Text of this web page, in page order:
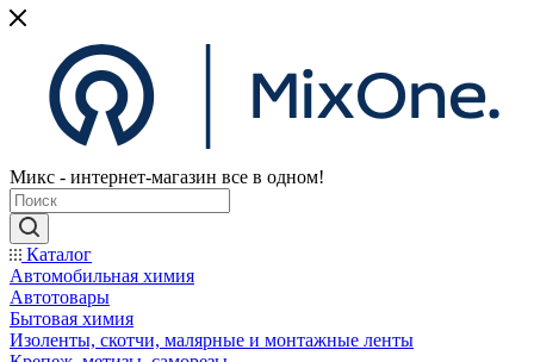
Микс - интернет-магазин все в одном!
Каталог
Автомобильная химия
Автотовары
Бытовая химия
Изоленты, скотчи, малярные и монтажные ленты